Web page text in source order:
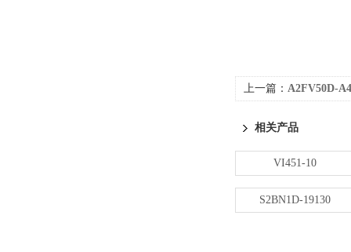
上一篇： A2FV50D-
相关产品
VI451-10
S2BN1D-19130